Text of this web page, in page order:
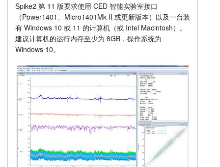
Spike2 第 11 版要求使用 CED 智能实验室接口
（Power1401、Micro1401Mk II 或更新版本）以及一台装
有 Windows 10 或 11 的计算机（或 Intel Macintosh）。
建议计算机的运行内存至少为 8GB，操作系统为
Windows 10。